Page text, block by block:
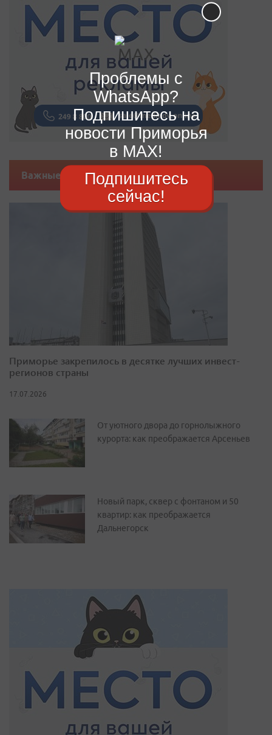
Важные новости
Приморье закрепилось в десятке лучших инвест-
регионов страны
17.07.2026
От уютного двора до горнолыжного
курорта: как преображается Арсеньев
Новый парк, сквер с фонтаном и 50
квартир: как преображается
Дальнегорск
Проблемы с
WhatsApp?
Подпишитесь на
новости Приморья
в MAX!
Подпишитесь
сейчас!